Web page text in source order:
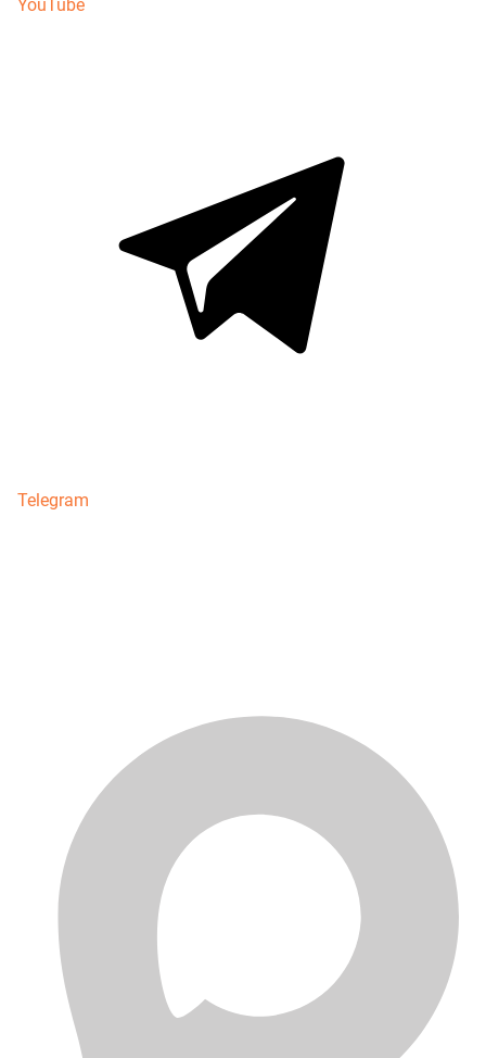
YouTube
Telegram